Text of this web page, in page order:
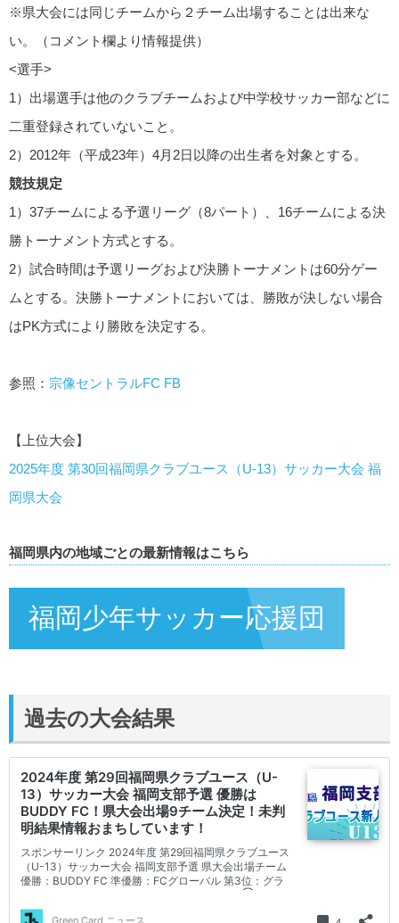
※県大会には同じチームから２チーム出場することは出来な
い。（コメント欄より情報提供）
<選手>
1）出場選手は他のクラブチームおよび中学校サッカー部などに
二重登録されていないこと。
2）2012年（平成23年）4月2日以降の出生者を対象とする。
競技規定
1）37チームによる予選リーグ（8パート）、16チームによる決
勝トーナメント方式とする。
2）試合時間は予選リーグおよび決勝トーナメントは60分ゲー
ムとする。決勝トーナメントにおいては、勝敗が決しない場合
はPK方式により勝敗を決定する。
参照： 宗像セントラルFC FB
【上位大会】
2025年度 第30回福岡県クラブユース（U-13）サッカー大会 福
岡県大会
福岡県内の地域ごとの最新情報はこちら
福岡少年サッカー応援団
過去の大会結果